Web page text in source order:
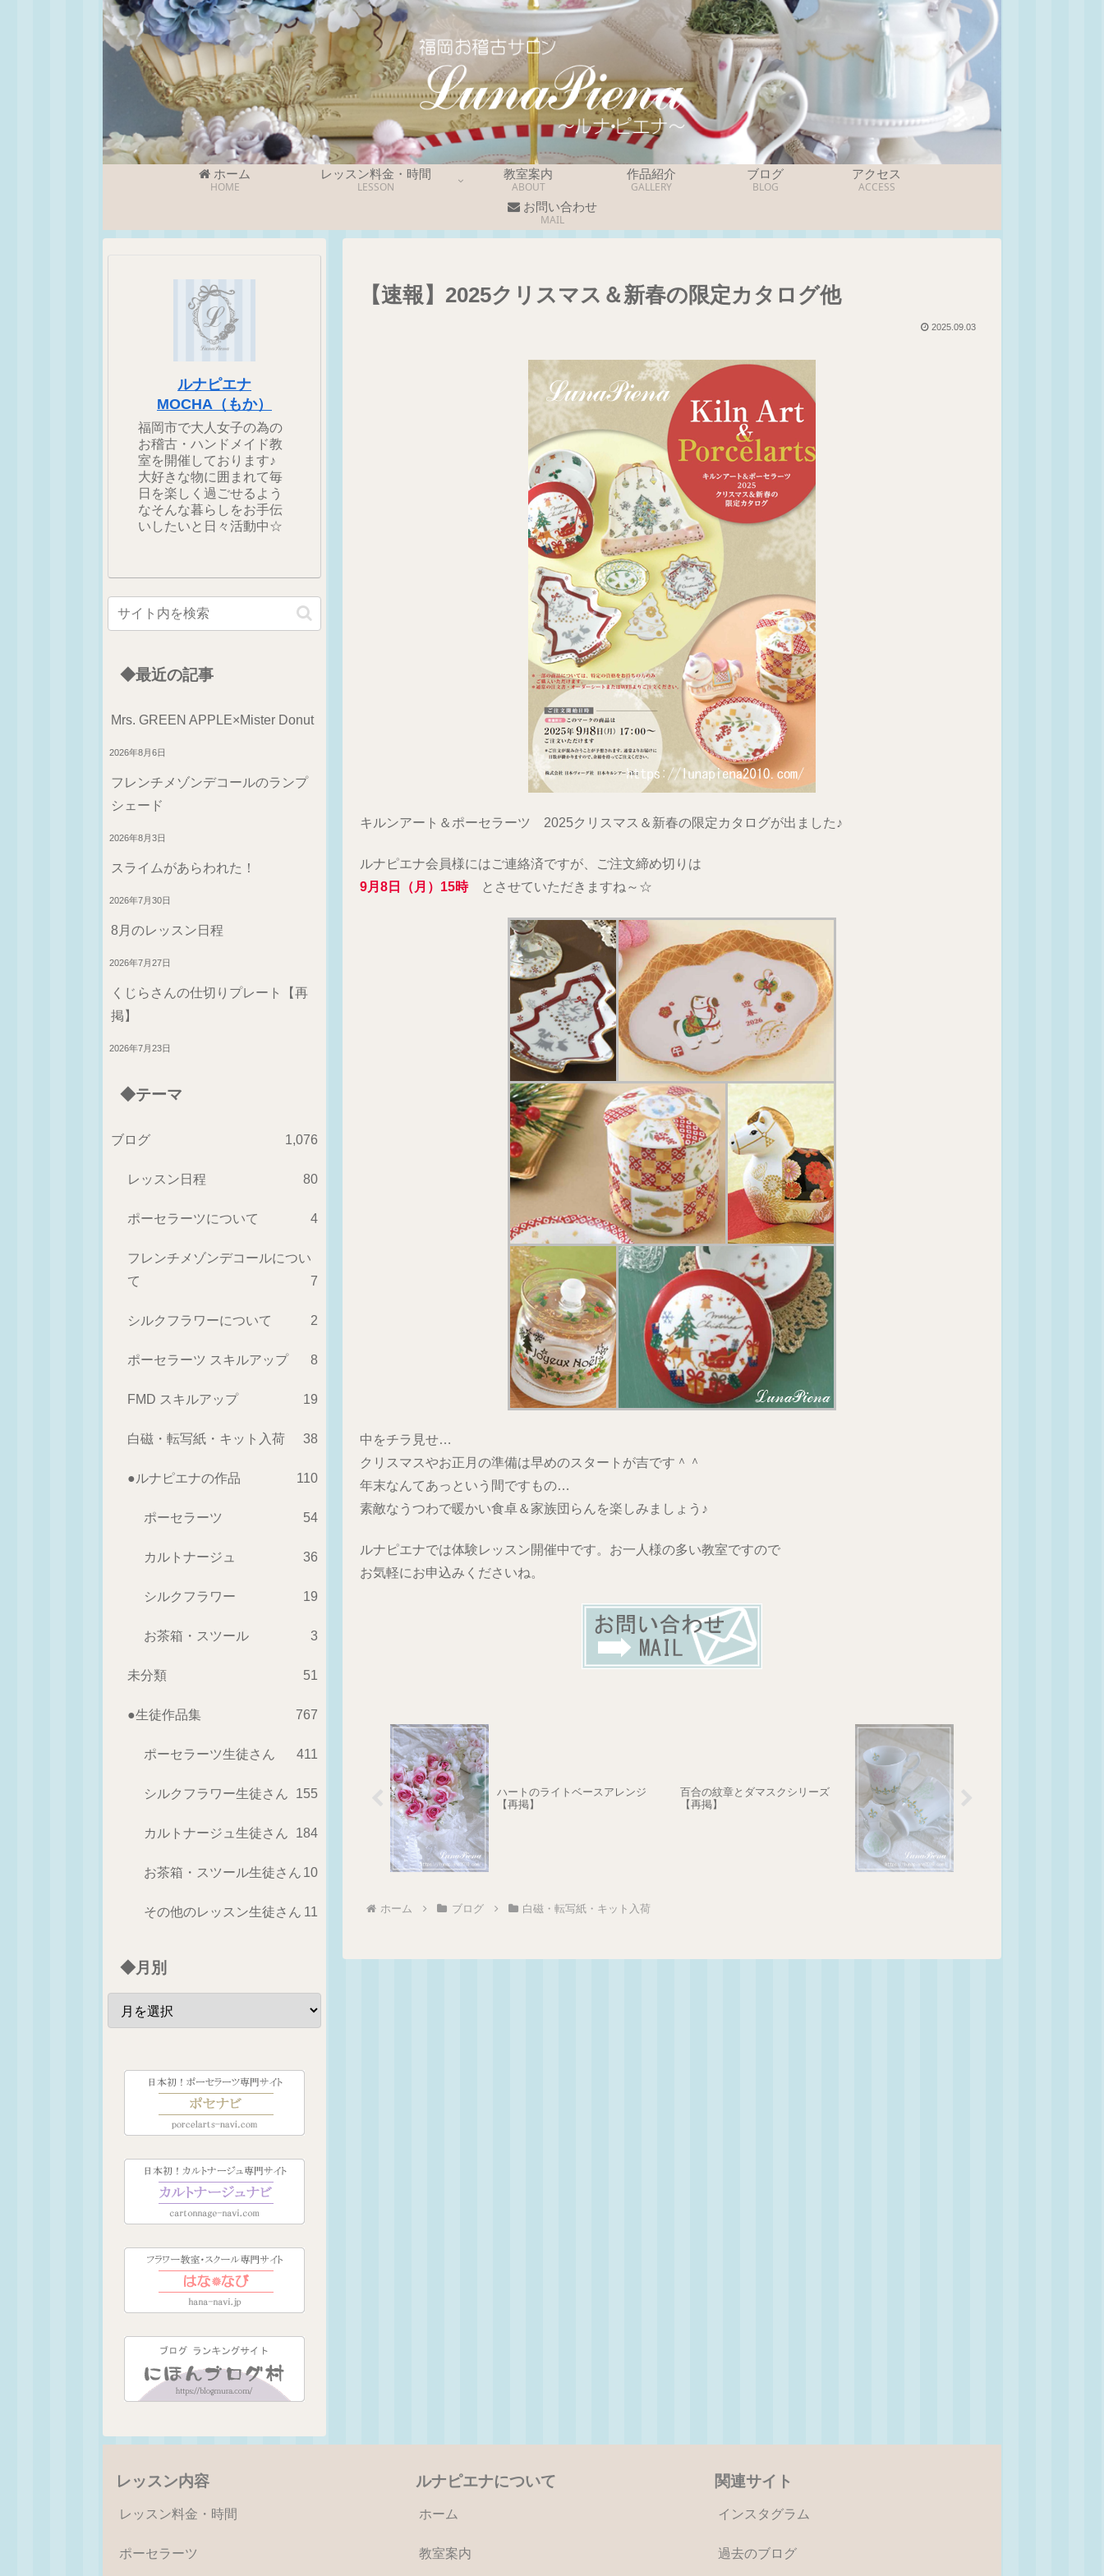
ホーム
HOME
レッスン料金・時間
LESSON
教室案内
ABOUT
作品紹介
GALLERY
ブログ
BLOG
アクセス
ACCESS
お問い合わせ
MAIL
【速報】2025クリスマス＆新春の限定カタログ他
2025.09.03
キルンアート＆ポーセラーツ 2025クリスマス＆新春の限定カタログが出ました♪
ルナピエナ会員様にはご連絡済ですが、ご注文締め切りは
9月8日（月）15時とさせていただきますね～☆
中をチラ見せ…
クリスマスやお正月の準備は早めのスタートが吉です＾＾
年末なんてあっという間ですもの…
素敵なうつわで暖かい食卓＆家族団らんを楽しみましょう♪
ルナピエナでは体験レッスン開催中です。お一人様の多い教室ですので
お気軽にお申込みくださいね。
ハートのライトベースアレンジ
【再掲】
百合の紋章とダマスクシリーズ
【再掲】
ホーム ブログ 白磁・転写紙・キット入荷
ルナピエナ
MOCHA（もか）
福岡市で大人女子の為の
お稽古・ハンドメイド教
室を開催しております♪
大好きな物に囲まれて毎
日を楽しく過ごせるよう
なそんな暮らしをお手伝
いしたいと日々活動中☆
◆最近の記事
Mrs. GREEN APPLE×Mister Donut
2026年8月6日
フレンチメゾンデコールのランプ
シェード
2026年8月3日
スライムがあらわれた！
2026年7月30日
8月のレッスン日程
2026年7月27日
くじらさんの仕切りプレート【再
掲】
2026年7月23日
◆テーマ
ブログ 1,076
レッスン日程 80
ポーセラーツについて 4
フレンチメゾンデコールについ
て
7
シルクフラワーについて 2
ポーセラーツ スキルアップ 8
FMD スキルアップ 19
白磁・転写紙・キット入荷 38
●ルナピエナの作品 110
ポーセラーツ 54
カルトナージュ 36
シルクフラワー 19
お茶箱・スツール 3
未分類 51
●生徒作品集 767
ポーセラーツ生徒さん 411
シルクフラワー生徒さん 155
カルトナージュ生徒さん 184
お茶箱・スツール生徒さん 10
その他のレッスン生徒さん 11
◆月別
レッスン内容
レッスン料金・時間
ポーセラーツ
ルナピエナについて
ホーム
教室案内
関連サイト
インスタグラム
過去のブログ